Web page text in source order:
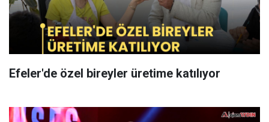
Efeler'de özel bireyler üretime katılıyor